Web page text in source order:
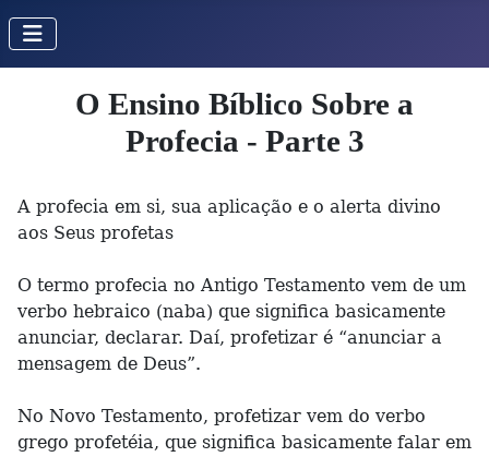
O Ensino Bíblico Sobre a
Profecia - Parte 3
A profecia em si, sua aplicação e o alerta divino
aos Seus profetas
O termo profecia no Antigo Testamento vem de um
verbo hebraico (naba) que significa basicamente
anunciar, declarar. Daí, profetizar é “anunciar a
mensagem de Deus”.
No Novo Testamento, profetizar vem do verbo
grego profetéia, que significa basicamente falar em